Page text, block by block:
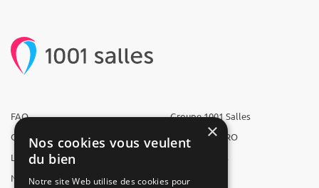
FAQ
Qui sommes-nous ?
L'équipe
Nous recrutons
Groupe 1001 Salles
1001 Salles PRO
1001 Traiteurs
1001 Artistes
×
Nos cookies vous veulent
du bien
Notre site Web utilise des cookies pour